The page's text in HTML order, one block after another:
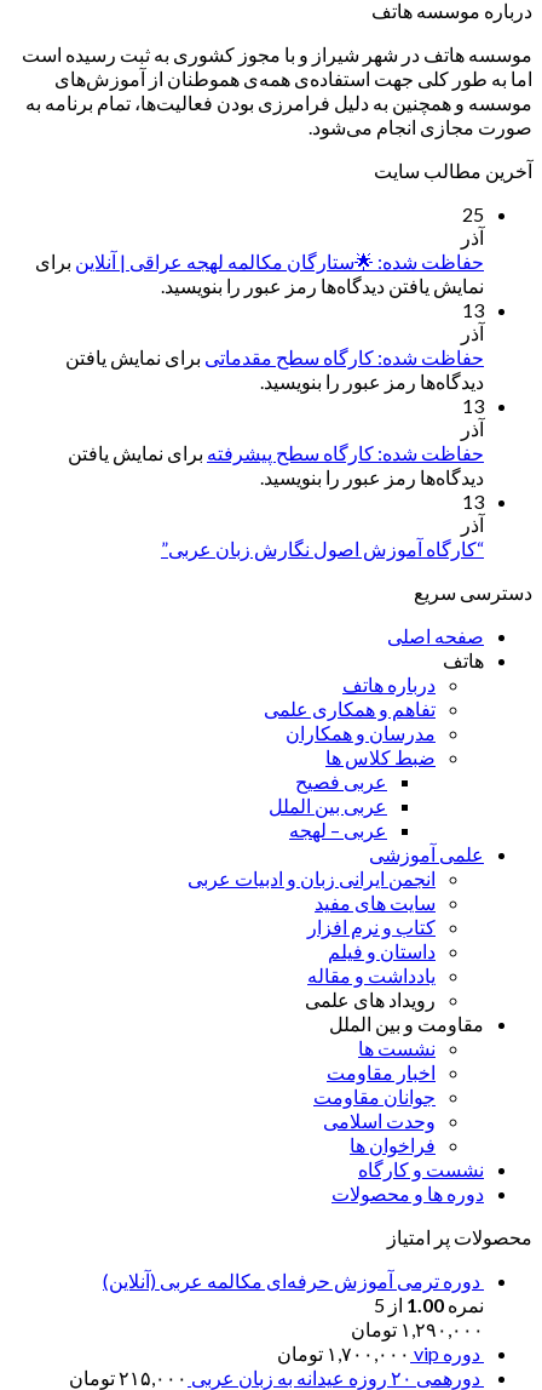
درباره موسسه هاتف
موسسه هاتف در شهر شیراز و با مجوز کشوری به ثبت رسیده است
اما به طور کلی جهت استفاده‌ی همه‌ی هموطنان از آموزش‌های
موسسه و همچنین به دلیل فرامرزی بودن فعالیت‌ها، تمام برنامه به
صورت مجازی انجام می‌شود.
آخرین مطالب سایت
25
آذر
حفاظت شده: 🌟ستارگان مکالمه لهجه عراقی | آنلاین برای
نمایش یافتن دیدگاه‌ها رمز عبور را بنویسید.
13
آذر
حفاظت شده: کارگاه سطح مقدماتی برای نمایش یافتن
دیدگاه‌ها رمز عبور را بنویسید.
13
آذر
حفاظت شده: کارگاه سطح پیشرفته برای نمایش یافتن
دیدگاه‌ها رمز عبور را بنویسید.
13
آذر
“کارگاه آموزش اصول نگارش زبان عربی”
دسترسی سریع
صفحه اصلی
هاتف
درباره هاتف
تفاهم و همکاری علمی
مدرسان و همکاران
ضبط کلاس ها
عربی فصیح
عربی بین الملل
عربی – لهجه
علمی آموزشی
انجمن ایرانی زبان و ادبیات عربی
سایت های مفید
کتاب و نرم افزار
داستان و فیلم
یادداشت و مقاله
رویداد های علمی
مقاومت و بین الملل
نشست ها
اخبار مقاومت
جوانان مقاومت
وحدت اسلامی
فراخوان ها
نشست و کارگاه
دوره ها و محصولات
محصولات پر امتیاز
دوره ترمی آموزش حرفه‌ای مکالمه عربی (آنلاین)
نمره 1.00 از 5
۱,۲۹۰,۰۰۰ تومان
دوره vip
۱,۷۰۰,۰۰۰ تومان
دورهمی ۲۰ روزه عیدانه به زبان عربی
۲۱۵,۰۰۰تومان